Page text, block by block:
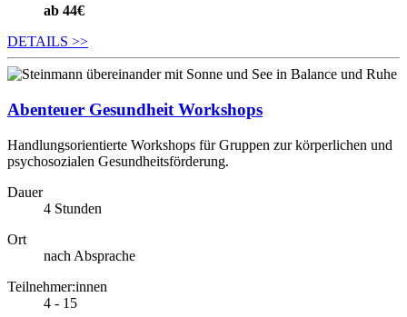
ab 44€
DETAILS >>
Abenteuer Gesundheit Workshops
Handlungsorientierte Workshops für Gruppen zur körperlichen und
psychosozialen Gesundheitsförderung.
Dauer
4 Stunden
Ort
nach Absprache
Teilnehmer:innen
4 - 15